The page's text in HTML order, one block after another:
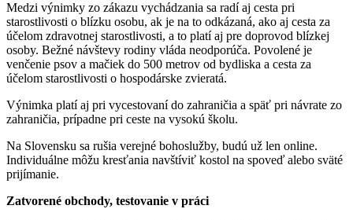
Medzi výnimky zo zákazu vychádzania sa radí aj cesta pri
starostlivosti o blízku osobu, ak je na to odkázaná, ako aj cesta za
účelom zdravotnej starostlivosti, a to platí aj pre doprovod blízkej
osoby. Bežné návštevy rodiny vláda neodporúča. Povolené je
venčenie psov a mačiek do 500 metrov od bydliska a cesta za
účelom starostlivosti o hospodárske zvieratá.
Výnimka platí aj pri vycestovaní do zahraničia a späť pri návrate zo
zahraničia, prípadne pri ceste na vysokú školu.
Na Slovensku sa rušia verejné bohoslužby, budú už len online.
Individuálne môžu kresťania navštíviť kostol na spoveď alebo sväté
prijímanie.
Zatvorené obchody, testovanie v práci